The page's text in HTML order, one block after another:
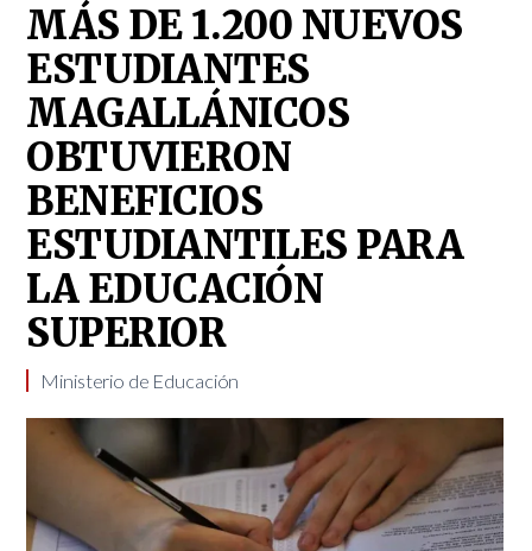
MÁS DE 1.200 NUEVOS
ESTUDIANTES
MAGALLÁNICOS
OBTUVIERON
BENEFICIOS
ESTUDIANTILES PARA
LA EDUCACIÓN
SUPERIOR
​Ministerio de Educación